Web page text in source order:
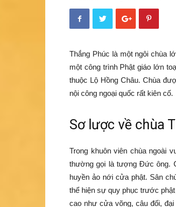
Thắng Phúc là một ngôi chùa
một công trình Phật giáo lớn
thuộc Lộ Hồng Châu. Chùa
nội công ngoại quốc rất kiên cố.
Sơ lược về chùa
Trong khuôn viên chùa ngoài
thường gọi là tượng Đức ông.
huyền ảo nới cửa phật. Sân
thể hiện sự quy phục trước
cao như cửa võng, câu đối,